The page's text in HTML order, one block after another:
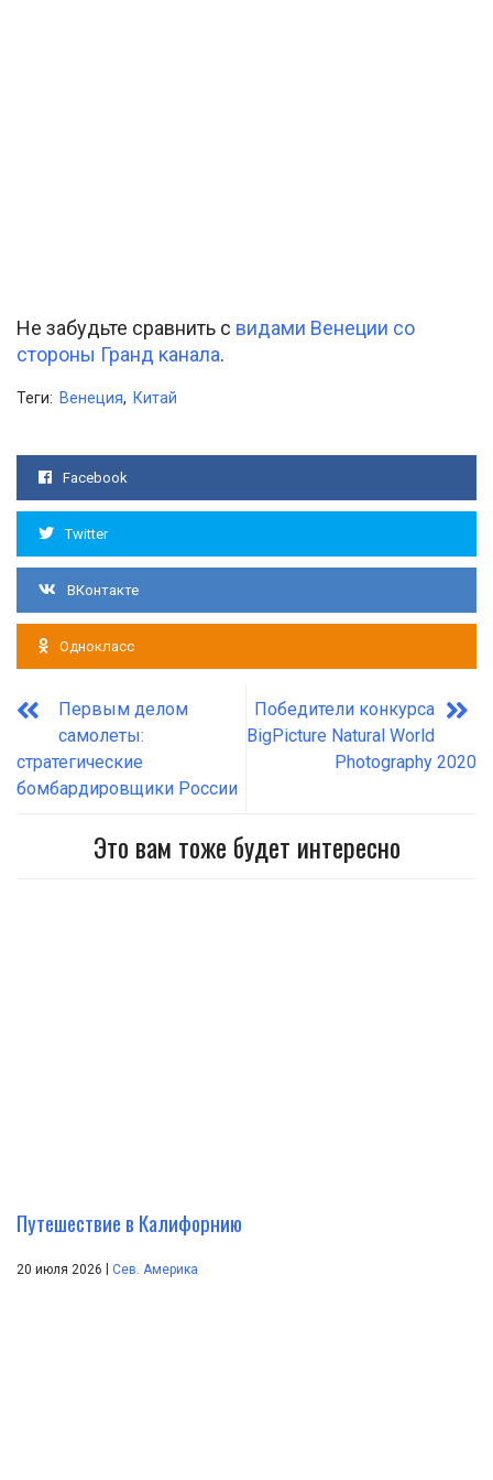
Не забудьте сравнить с видами Венеции со
стороны Гранд канала.
Теги: Венеция, Китай
Facebook
Twitter
ВКонтакте
Однокласс
Первым делом
самолеты:
стратегические
бомбардировщики России
Победители конкурса
BigPicture Natural World
Photography 2020
Это вам тоже будет интересно
Путешествие в Калифорнию
20 июля 2026 | Сев. Америка